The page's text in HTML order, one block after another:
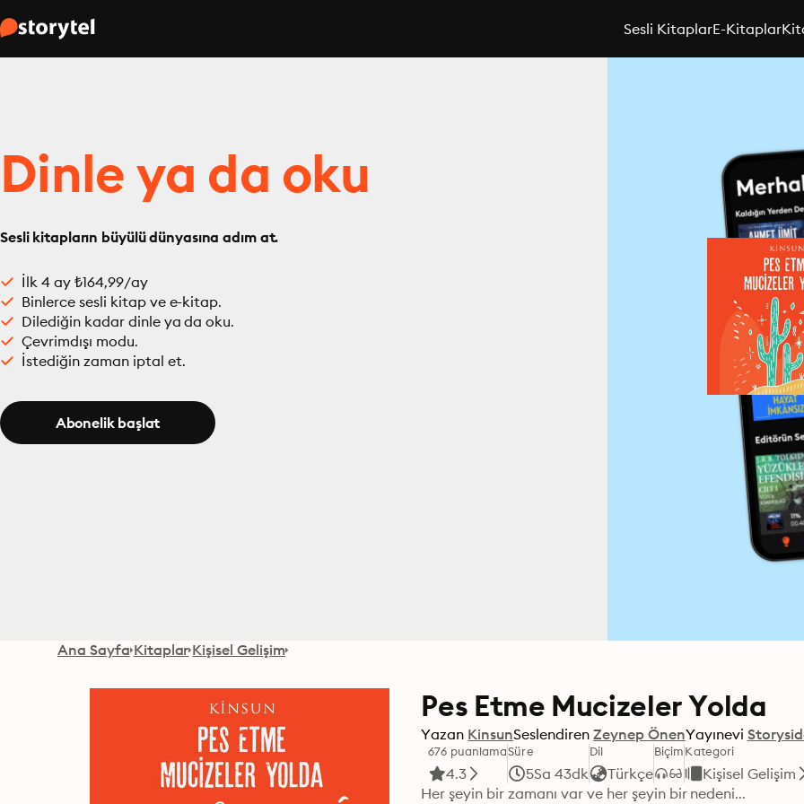
Sesli KitaplarE-Kitaplar
Dinle ya da oku
Sesli kitapların büyülü dünyasına adım at.
İlk 4 ay ₺164,99/ay
Binlerce sesli kitap ve e-kitap.
Dilediğin kadar dinle ya da oku.
Çevrimdışı modu.
İstediğin zaman iptal et.
Abonelik başlat
Ana Sayfa Kitaplar Kişisel Gelişim
Pes Etme Mucizeler Yolda
Yazan KinsunSeslendiren Zeynep ÖnenYayınevi
676 puanlama
4.3
Süre
5Sa 43dk
Dil
Türkçe
BiçimKategori
Kişisel Gelişim
Her şeyin bir zamanı var ve her şeyin bir nedeni...